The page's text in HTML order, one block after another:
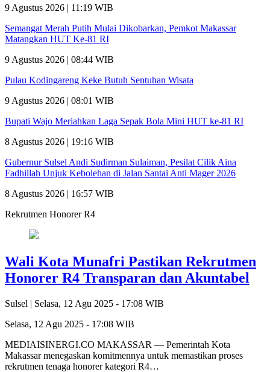
9 Agustus 2026 | 11:19 WIB
Semangat Merah Putih Mulai Dikobarkan, Pemkot Makassar
Matangkan HUT Ke-81 RI
9 Agustus 2026 | 08:44 WIB
Pulau Kodingareng Keke Butuh Sentuhan Wisata
9 Agustus 2026 | 08:01 WIB
Bupati Wajo Meriahkan Laga Sepak Bola Mini HUT ke-81 RI
8 Agustus 2026 | 19:16 WIB
Gubernur Sulsel Andi Sudirman Sulaiman, Pesilat Cilik Aina
Fadhillah Unjuk Kebolehan di Jalan Santai Anti Mager 2026
8 Agustus 2026 | 16:57 WIB
Rekrutmen Honorer R4
Wali Kota Munafri Pastikan Rekrutmen
Honorer R4 Transparan dan Akuntabel
Sulsel | Selasa, 12 Agu 2025 - 17:08 WIB
Selasa, 12 Agu 2025 - 17:08 WIB
MEDIAISINERGI.CO MAKASSAR — Pemerintah Kota
Makassar menegaskan komitmennya untuk memastikan proses
rekrutmen tenaga honorer kategori R4…